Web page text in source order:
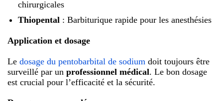
chirurgicales
Thiopental : Barbiturique rapide pour les anesthésies
Application et dosage
Le dosage du pentobarbital de sodium doit toujours être
surveillé par un professionnel médical. Le bon dosage
est crucial pour l’efficacité et la sécurité.